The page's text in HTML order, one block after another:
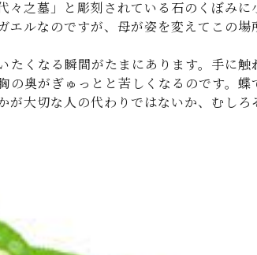
々之墓」と彫刻されている石のくぼみに
エルなのですが、母が姿を変えてこの場
たくなる瞬間がたまにあります。手に触
の奥がぎゅっとと苦しくなるのです。蝶
が大切な人の代わりではないか、むしろ